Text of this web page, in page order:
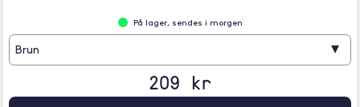
På lager, sendes i morgen
Brun ▾
209 kr